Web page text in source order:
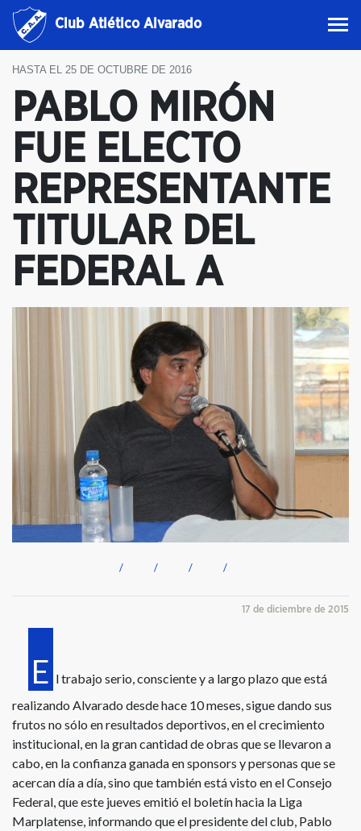
Club Atlético Alvarado
HASTA EL 25 DE OCTUBRE DE 2016
PABLO MIRÓN
FUE ELECTO
REPRESENTANTE
TITULAR DEL
FEDERAL A
17 de diciembre de 2015
E l trabajo serio, consciente y a largo plazo que está
realizando Alvarado desde hace 10 meses, sigue dando sus
frutos no sólo en resultados deportivos, en el crecimiento
institucional, en la gran cantidad de obras que se llevaron a
cabo, en la confianza ganada en sponsors y personas que se
acercan día a día, sino que también está visto en el Consejo
Federal, que este jueves emitió el boletín hacia la Liga
Marplatense, informando que el presidente del club, Pablo